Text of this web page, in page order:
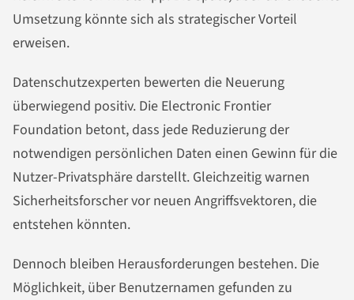
Umsetzung könnte sich als strategischer Vorteil
erweisen.
Datenschutzexperten bewerten die Neuerung
überwiegend positiv. Die Electronic Frontier
Foundation betont, dass jede Reduzierung der
notwendigen persönlichen Daten einen Gewinn für die
Nutzer-Privatsphäre darstellt. Gleichzeitig warnen
Sicherheitsforscher vor neuen Angriffsvektoren, die
entstehen könnten.
Dennoch bleiben Herausforderungen bestehen. Die
Möglichkeit, über Benutzernamen gefunden zu